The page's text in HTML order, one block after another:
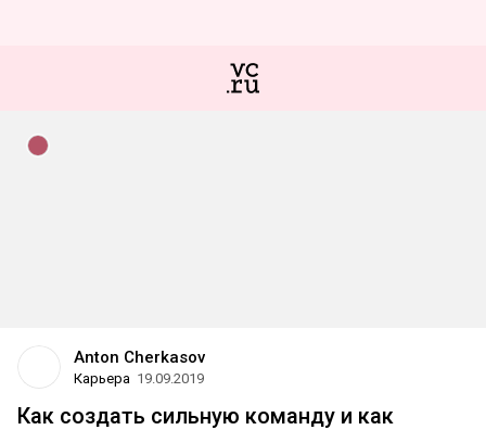
Anton Cherkasov
Карьера 19.09.2019
Как создать сильную команду и как